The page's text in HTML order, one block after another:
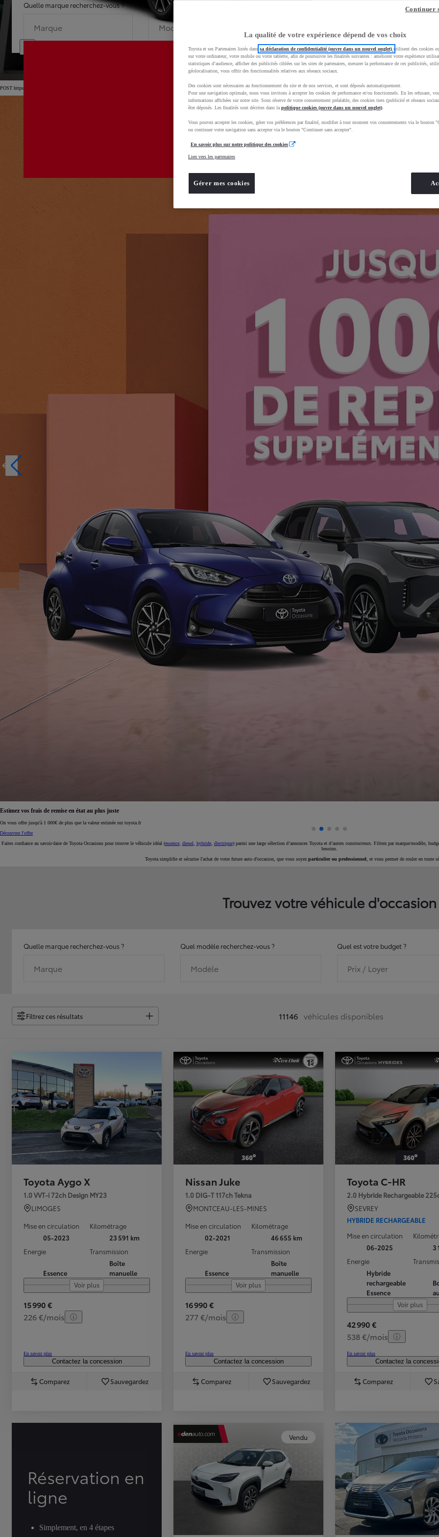
Nouvelle Yaris Cross
Disponible prochainement
Quelle marque recherchez-vous ?
Marque
Quel modèle recherchez-vous ?
Modèle
Dans quelle
POST https://usc-webcomponents.toyota-europe.com/v1/car-filter-header/fr/fr?carFilter=used&brand=toyota&uscEnv=production&useGlobalStore=true
Réservez en ligne votre occasion pour 1€ seulement
Réservez en ligne
Faites confiance au savoir-faire de Toyota Occasions pour trouver le véhicule idéal (essence, diesel hybride, électrique) parmi une large sélection d’annonces Toyota et d’autres constructeurs. Filtrez par marque/modèle,
besoins.
Toyota simplifie et sécurise l'achat de votre future auto d'occasion, que vous soyez particulier ou professionnel , et vous permet de rouler en toute
Trouvez votre véhicule d'occasion
Quelle marque recherchez-vous ?
Marque
Quel modèle recherchez-vous ?
Modèle
Quel est votre budget ?
Prix / Loyer
Filtrez ces résultats 11146 véhicules disponibles
Toyota Aygo X
1.0 VVT-i 72ch Design MY23
LIMOGES
Mise en circulation
05-2023
Kilométrage
23 591 km
Energie
Essence
Transmission
Boîte
manuelle
Voir plus
15 990 €
226 €/mois
En savoir plus
Contactez la concession
Comparez Sauvegardez
Nissan Juke
1.0 DIG-T 117ch Tekna
MONTCEAU-LES-MINES
Mise en circulation
02-2021
Kilométrage
46 655 km
Energie
Essence
Transmission
Boîte
manuelle
Voir plus
16 990 €
277 €/mois
En savoir plus
Contactez la concession
Comparez Sauvegardez
Toyota C-HR
2.0 Hybride Rechargeable
SEVREY
HYBRIDE RECHARGEABLE
Mise en circulation
06-2025
3
Energie
Hybride
rechargeable
Essence
Voir plus
42 990 €
538 €/mois
En savoir plus
Contactez la
Comparez
Réservation en
ligne
Simplement, en 4 étapes
Vendu
La qualité de votre expérience dépend de vos choix
Toyota et ses Partenaires listés dans sa déclaration de confidentialité (ouvre dans un nouvel onglet) utilisent des cookies
sur votre ordinateur, votre mobile ou votre tablette, afin de poursuivre les finalités suivantes : améliorer votre expérience
statistiques d’audience, afficher des publicités ciblées sur les sites de partenaires, mesurer la performance de ces publicités,
géolocalisation, vous offrir des fonctionnalités relatives aux réseaux sociaux.
Des cookies sont nécessaires au fonctionnement du site et de nos services, et sont déposés automatiquement.
Pour une navigation optimale, nous vous invitons à accepter les cookies de performance et/ou fonctionnels. En les refusant,
informations affichées sur notre site. Sous réserve de votre consentement préalable, des cookies tiers (publicité et réseaux
être déposés. Les finalités sont décrites dans la politique cookies (ouvre dans un nouvel onglet)
Vous pouvez accepter les cookies, gérer vos préférences par finalité, modifier à tout moment vos consentements via le bouton
ou continuer votre navigation sans accepter via le bouton "Continuer sans accepter".
En savoir plus sur notre politique des cookies
Lien vers les partenaires
Gérer mes cookies
Continuer